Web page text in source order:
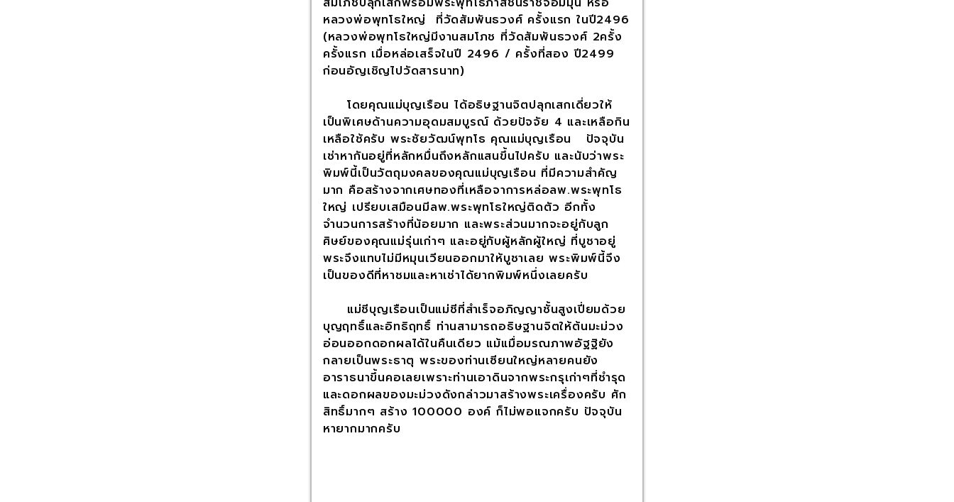
หลวงพ่อพุทโธใหญ่ ที่วัดสัมพันธวงศ์ ครั้งแรก ในปี2496
(หลวงพ่อพุทโธใหญ่มีงานสมโภช ที่วัดสัมพันธวงศ์ 2ครั้ง
ครั้งแรก เมื่อหล่อเสร็จในปี 2496 / ครั้งที่สอง ปี2499
ก่อนอัญเชิญไปวัดสารนาท)
โดยคุณแม่บุญเรือน ได้อธิษฐานจิตปลุกเสกเดี่ยวให้
เป็นพิเศษด้านความอุดมสมบูรณ์ ด้วยปัจจัย 4 และเหลือกิน
เหลือใช้ครับ พระชัยวัฒน์พุทโธ คุณแม่บุญเรือน ปัจจุบัน
เช่าหากันอยู่ที่หลักหมื่นถึงหลักแสนขึ้นไปครับ และนับว่าพระ
พิมพ์นี้เป็นวัตถุมงคลของคุณแม่บุญเรือน ที่มีความสำคัญ
มาก คือสร้างจากเศษทองที่เหลือจาการหล่อลพ.พระพุทโธ
ใหญ่ เปรียบเสมือนมีลพ.พระพุทโธใหญ่ติดตัว อีกทั้ง
จำนวนการสร้างที่น้อยมาก และพระส่วนมากจะอยู่กับลูก
ศิษย์ของคุณแม่รุ่นเก่าๆ และอยู่กับผู้หลักผู้ใหญ่ ที่บูชาอยู่
พระจึงแทบไม่มีหมุนเวียนออกมาให้บูชาเลย พระพิมพ์นี้จึง
เป็นของดีที่หาชมและหาเช่าได้ยากพิมพ์หนึ่งเลยครับ
แม่ชีบุญเรือนเป็นแม่ชีที่สำเร็จอภิญญาชั้นสูงเปี่ยมด้วย
บุญฤทธิ์และอิทธิฤทธิ์ ท่านสามารถอธิษฐานจิตให้ต้นมะม่วง
อ่อนออกดอกผลได้ในคืนเดียว แม้แมื่อมรณภาพอัฐฐิยัง
กลายเป็นพระธาตุ พระของท่านเซียนใหญ่หลายคนยัง
อาราธนาขึ้นคอเลยเพราะท่านเอาดินจากพระกรุเก่าๆที่ชำรุด
และดอกผลของมะม่วงดังกล่าวมาสร้างพระเครื่องครับ ศัก
สิทธิ์มากๆ สร้าง 100000 องค์ ก็ไม่พอแจกครับ ปัจจุบัน
หายากมากครับ